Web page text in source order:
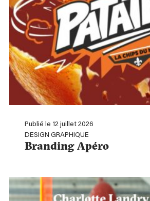
Publié le 12 juillet 2026
DESIGN GRAPHIQUE
Branding Apéro